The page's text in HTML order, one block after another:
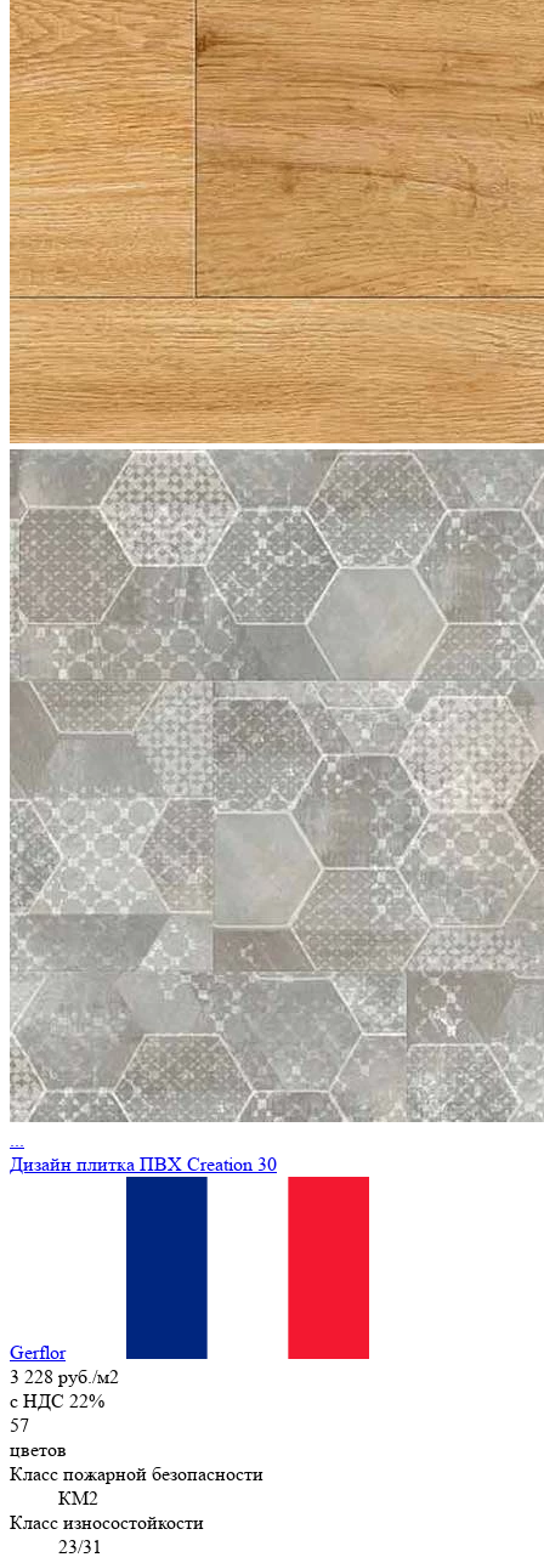
...
Дизайн плитка ПВХ Creation 30
Gerflor
3 228 руб./м2
c НДС 22%
57
цветов
Класс пожарной безопасности
КМ2
Класс износостойкости
23/31